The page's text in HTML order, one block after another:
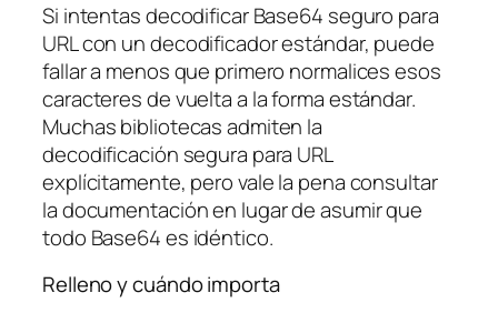
Si intentas decodificar Base64 seguro para
URL con un decodificador estándar, puede
fallar a menos que primero normalices esos
caracteres de vuelta a la forma estándar.
Muchas bibliotecas admiten la
decodificación segura para URL
explícitamente, pero vale la pena consultar
la documentación en lugar de asumir que
todo Base64 es idéntico.
Relleno y cuándo importa